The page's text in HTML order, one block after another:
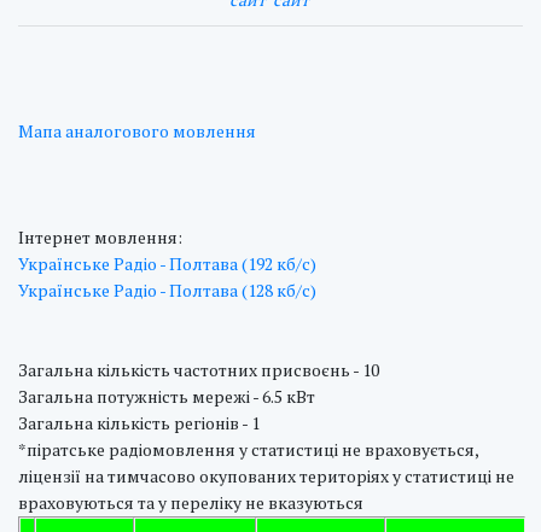
Мапа аналогового мовлення
Інтернет мовлення:
Українське Радіо - Полтава (192 кб/с)
Українське Радіо - Полтава (128 кб/с)
Загальна кількість частотних присвоєнь - 10
Загальна потужність мережі - 6.5 кВт
Загальна кількість регіонів - 1
*піратське радіомовлення у статистиці не враховується,
ліцензії на тимчасово окупованих територіях у статистиці не
враховуються та у переліку не вказуються